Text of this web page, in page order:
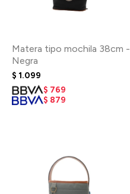
Matera tipo mochila 38cm -
Negra
$ 1.099
$ 769
$ 879